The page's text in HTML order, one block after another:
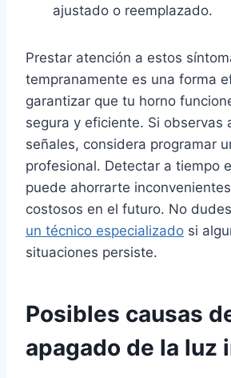
ajustado o reemplazado.
Prestar atención a estos
tempranamente es una forma
garantizar que tu horno
segura y eficiente. Si observas
señales, considera programar
profesional. Detectar a tiempo
puede ahorrarte
costosos en el futuro. No
un técnico especializado si
situaciones persiste.
Posibles causas
apagado de la luz